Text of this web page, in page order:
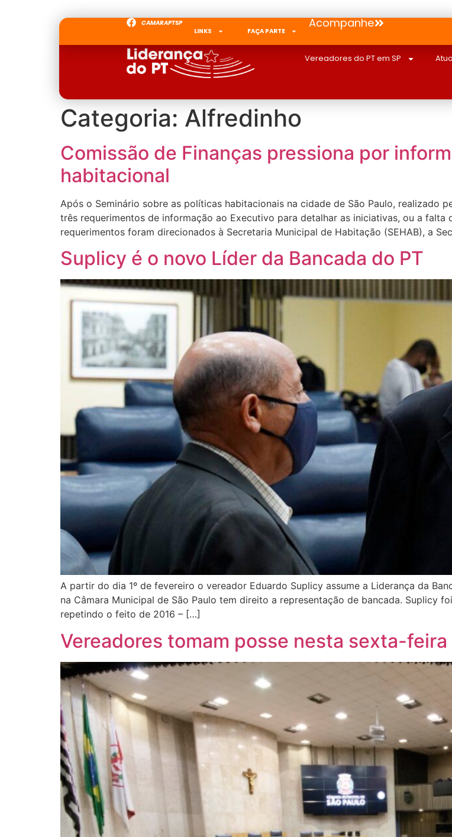
CAMARAPTSP
LINKS
FAÇA PARTE
Acompanhe
Vereadores do PT em SP
Categoria: Alfredinho
Comissão de Finanças pressiona por
habitacional
Após o Seminário sobre as políticas habitacionais na cidade de São Paulo, realizado
três requerimentos de informação ao Executivo para detalhar as iniciativas, ou a
requerimentos foram direcionados à Secretaria Municipal de Habitação (SEHAB), a
Suplicy é o novo Líder da Bancada do PT
A partir do dia 1º de fevereiro o vereador Eduardo Suplicy assume a Liderança da
na Câmara Municipal de São Paulo tem direito a representação de bancada. Suplicy
repetindo o feito de 2016 – […]
Vereadores tomam posse nesta sexta-feira